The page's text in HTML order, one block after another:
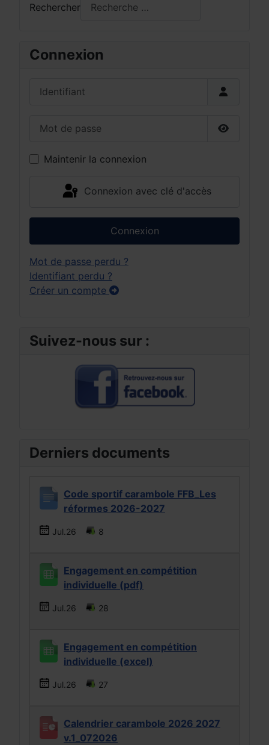
Rechercher
Connexion
Maintenir la connexion
Connexion avec clé d'accès
Connexion
Mot de passe perdu ?
Identifiant perdu ?
Créer un compte
Suivez-nous sur :
Derniers documents
Code sportif carambole FFB_Les
réformes 2026-2027
Jul.26 8
Engagement en compétition
individuelle (pdf)
Jul.26 28
Engagement en compétition
individuelle (excel)
Jul.26 27
Calendrier carambole 2026 2027
v.1_072026